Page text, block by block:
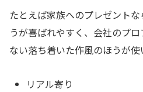
たとえば家族へのプレゼント
うが喜ばれやすく、会社のプ
ない落ち着いた作風のほうが使
リアル寄り